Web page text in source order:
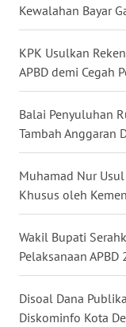
Kewalahan Bayar
KPK Usulkan
APBD demi Cegah
Balai Penyuluhan
Tambah Anggaran
Muhamad Nur
Khusus oleh
Wakil Bupati
Pelaksanaan APBD
Disoal Dana
Diskominfo Kota
WN
NIAS
WN
SELATAN
TANJUNG
LESUNG
WN
KARO